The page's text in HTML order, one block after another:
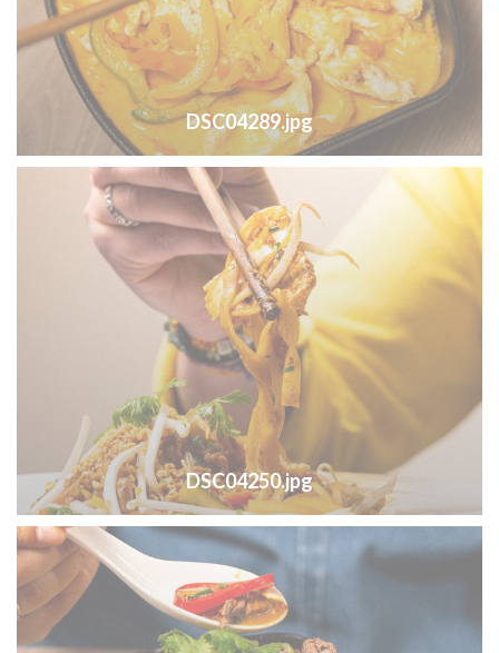
DSC04289.jpg
DSC04250.jpg